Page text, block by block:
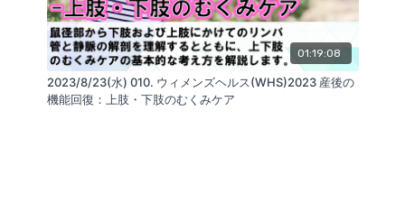
SNShttps://linktr.ee/GLABInc
リアライン・イノベーション研究会
https://realine.org/
01:19:08
2023/8/23(水) 010. ウィメンズヘルス(WHS)2023 産後の
機能回復：上肢・下肢のむくみケア